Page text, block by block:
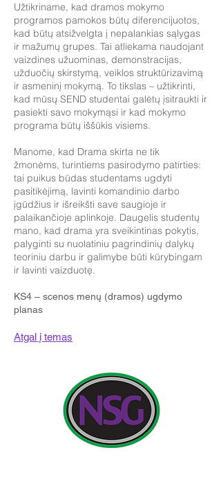
Užtikriname, kad dramos mokymo
programos pamokos būtų diferencijuotos,
kad būtų atsižvelgta į nepalankias sąlygas
ir mažumų grupes. Tai atliekama naudojant
vaizdines užuominas, demonstracijas,
užduočių skirstymą, veiklos struktūrizavimą
ir asmeninį mokymą. To tikslas – užtikrinti,
kad mūsų SEND studentai galėtų įsitraukti ir
pasiekti savo mokymąsi ir kad mokymo
programa būtų iššūkis visiems.
Manome, kad Drama skirta ne tik
žmonėms, turintiems pasirodymo patirties:
tai puikus būdas studentams ugdyti
pasitikėjimą, lavinti komandinio darbo
įgūdžius ir išreikšti save saugioje ir
palaikančioje aplinkoje. Daugelis studentų
mano, kad drama yra sveikintinas pokytis,
palyginti su nuolatiniu pagrindinių dalykų
teoriniu darbu ir galimybe būti kūrybingam
ir lavinti vaizduotę.
KS4 – scenos menų (dramos) ugdymo
planas
Atgal į temas